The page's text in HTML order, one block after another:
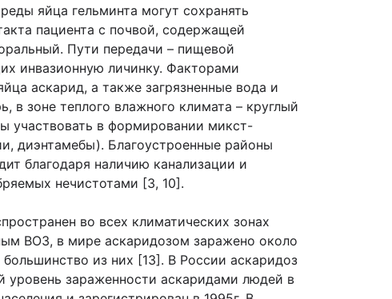
яйца гельминта могут сохранять
пациента с почвой, содержащей
Пути передачи – пищевой
инвазионную личинку. Факторами
аскарид, а также загрязненные вода и
в зоне теплого влажного климата – круглый
участвовать в формировании микст-
диэнтамебы). Благоустроенные районы
благодаря наличию канализации и
нечистотами [3, 10].
во всех климатических зонах
ВОЗ, в мире аскаридозом заражено около
из них [13]. В России аскаридоз
уровень зараженности аскаридами людей в